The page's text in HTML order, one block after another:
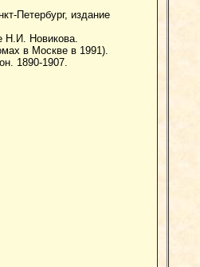
Петербург, издание
Н.И. Новикова.
в Москве в 1991).
1890-1907.